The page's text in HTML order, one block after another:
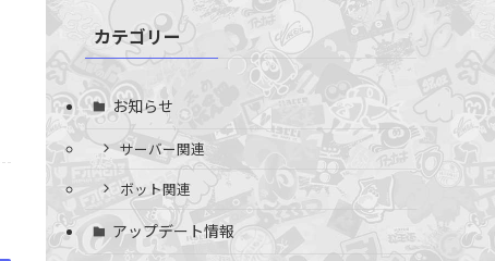
ブカテゴリー
お知らせ
サーバー関連
ボット関連
アップデート情報